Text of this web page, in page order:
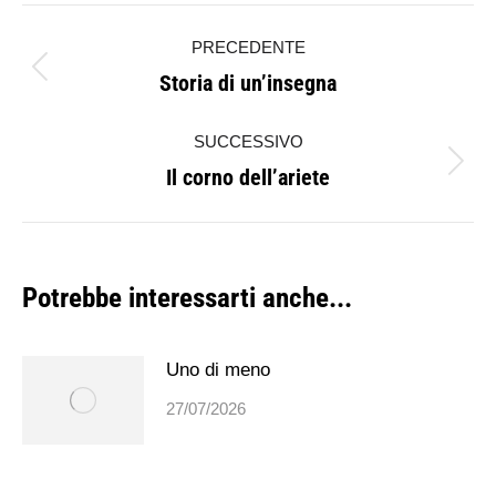
tra
PRECEDENTE
Post
Storia di un’insegna
SUCCESSIVO
Prossimo
post:
Il corno dell’ariete
Potrebbe interessarti anche...
Uno di meno
27/07/2026